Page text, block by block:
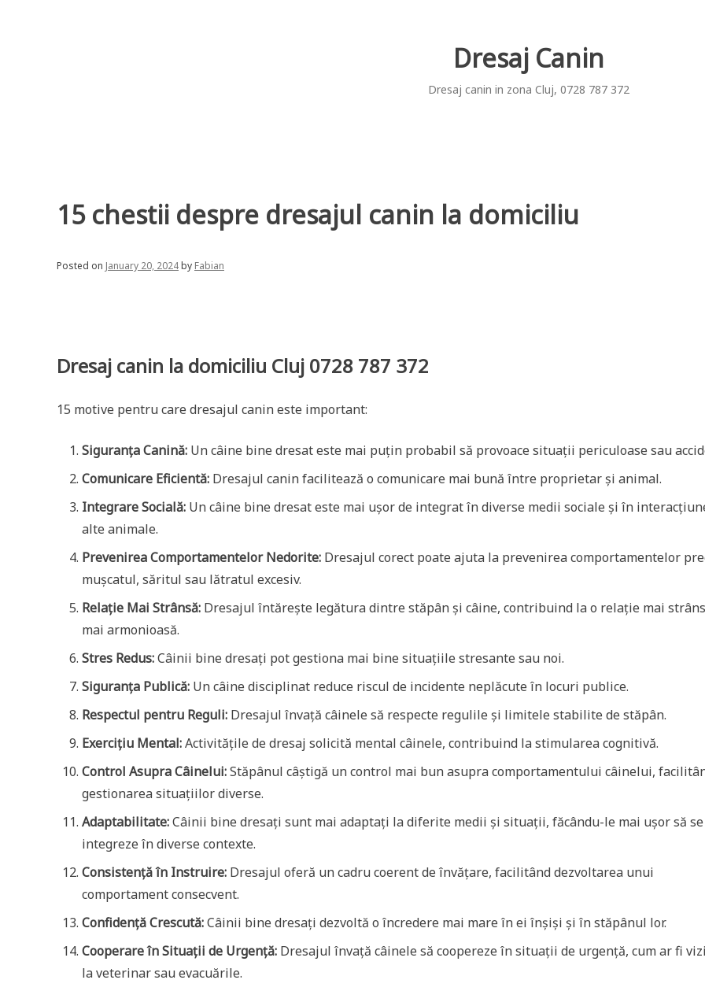
Dresaj Canin
Dresaj canin in zona Cluj, 0728 787 372
15 chestii despre dresajul canin la domiciliu
Posted on January 20, 2024by Fabian
Dresaj canin la domiciliu Cluj 0728 787 372
15 motive pentru care dresajul canin este important:
Siguranța Canină: Un câine bine dresat este mai puțin probabil să provoace situații periculoase sau
Comunicare Eficientă: Dresajul canin facilitează o comunicare mai bună între proprietar și animal.
Integrare Socială: Un câine bine dresat este mai ușor de integrat în diverse medii sociale și în
alte animale.
Prevenirea Comportamentelor Nedorite: Dresajul corect poate ajuta la prevenirea comportamentelor
mușcatul, săritul sau lătratul excesiv.
Relație Mai Strânsă: Dresajul întărește legătura dintre stăpân și câine, contribuind la o relație mai
mai armonioasă.
Stres Redus:Câinii bine dresați pot gestiona mai bine situațiile stresante sau noi.
Siguranța Publică: Un câine disciplinat reduce riscul de incidente neplăcute în locuri publice.
Respectul pentru Reguli: Dresajul învață câinele să respecte regulile și limitele stabilite de stăpân.
Exercițiu Mental:Activitățile de dresaj solicită mental câinele, contribuind la stimularea cognitivă.
Control Asupra Câinelui:Stăpânul câștigă un control mai bun asupra comportamentului câinelui,
gestionarea situațiilor diverse.
Adaptabilitate:Câinii bine dresați sunt mai adaptați la diferite medii și situații, făcându-le mai ușor să se
integreze în diverse contexte.
Consistență în Instruire: Dresajul oferă un cadru coerent de învățare, facilitând dezvoltarea unui
comportament consecvent.
Confidență Crescută:Câinii bine dresați dezvoltă o încredere mai mare în ei înșiși și în stăpânul lor.
Cooperare în Situații de Urgență: Dresajul învață câinele să coopereze în situații de urgență, cum ar fi
la veterinar sau evacuările.